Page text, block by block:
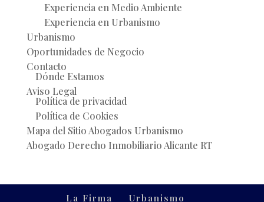
Experiencia en Medio Ambiente
Experiencia en Urbanismo
Urbanismo
Oportunidades de Negocio
Contacto
Dónde Estamos
Aviso Legal
Política de privacidad
Política de Cookies
Mapa del Sitio Abogados Urbanismo
Abogado Derecho Inmobiliario Alicante RT
La Firma Urbanismo